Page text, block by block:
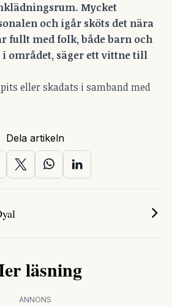
Mycket
och igår sköts det nära
fullt med folk, både barn och
området, säger ett vittne till
eller skadats i samband med
Dela artikeln
läsning
ANNONS